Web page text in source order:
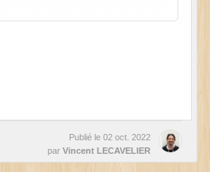
Publié le 02 oct. 2022
par Vincent LECAVELIER